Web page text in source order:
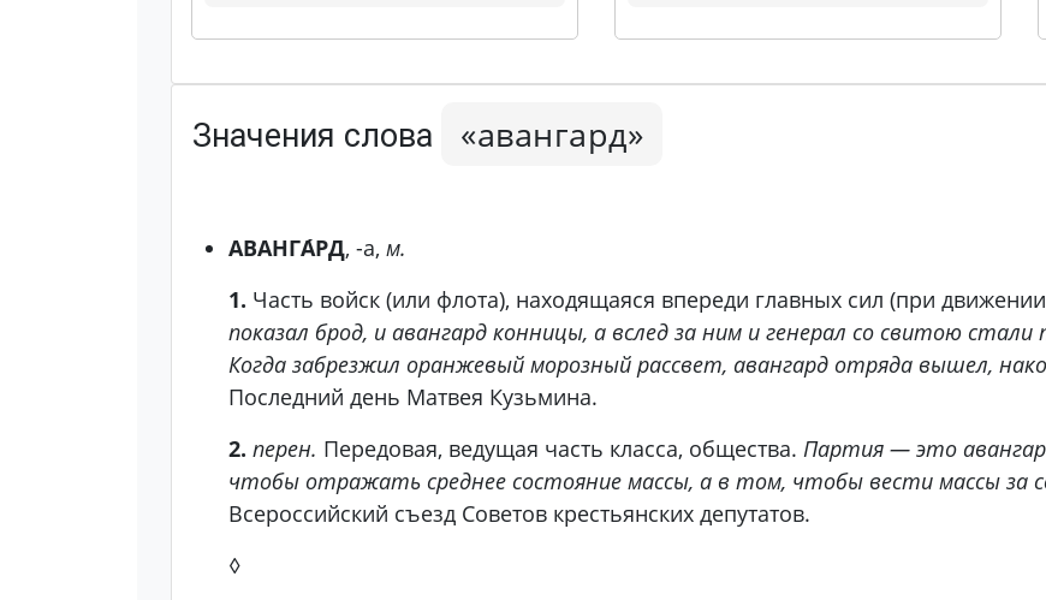
Значения слова «авангард»
АВАНГА́РД, -а, м.
1. Часть войск (или флота), находящаяся впереди главных сил (при
показал брод, и авангард конницы, а вслед за ним и генерал со свитою стали
Когда забрезжил оранжевый морозный рассвет, авангард отряда вышел,
Последний день Матвея Кузьмина.
2. перен. Передовая, ведущая часть класса, общества. Партия — это
чтобы отражать среднее состояние массы, а в том, чтобы вести массы за
Всероссийский съезд Советов крестьянских депутатов.
◊